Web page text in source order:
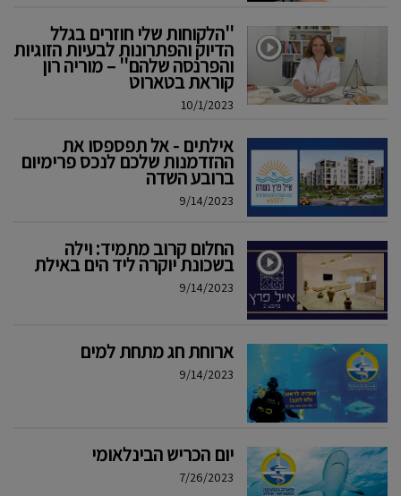
''הלקוחות שלי חוזרים בגלל
הדיוק והפתרונות לבעיות הזוגיות
והפרנסה שלהם'' – מוריה רון
קוראת בטארוט
10/1/2023
אילתים - אל תפספסו את
ההזדמנות שלכם לנכס פרימיום
ברובע השדה
9/14/2023
החלום קרוב מתמיד: וילה
בשכונת יוקרה ליד הים באילת
9/14/2023
ארוחת חג מתחת למים
9/14/2023
יום הכריש הבינלאומי
7/26/2023